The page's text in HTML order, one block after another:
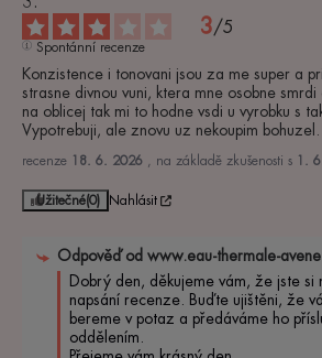
3/5
Spontánní recenze
Konzistence i tonovani jsou za me super a
strasne divnou vuni, ktera mne osobne
na oblicej tak mi to hodne vsdi u vyrobku s
Vypotrebuji, ale znovu uz nekoupim bohuzel.
recenze 18. 6. 2026 , na základě zkušenosti s 1.
Užitečné(0) Nahlásit
Odpověď od www.eau-thermale-
Dobrý den, děkujeme vám, že jste si
napsání recenze. Buďte ujištěni, že
bereme v potaz a předáváme ho
oddělením.